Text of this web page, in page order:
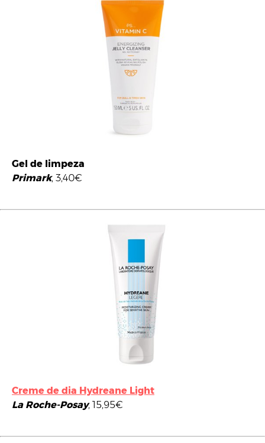
Gel de limpeza
Primark, 3,40€
Creme de dia Hydreane Light
La Roche-Posay, 15,95€